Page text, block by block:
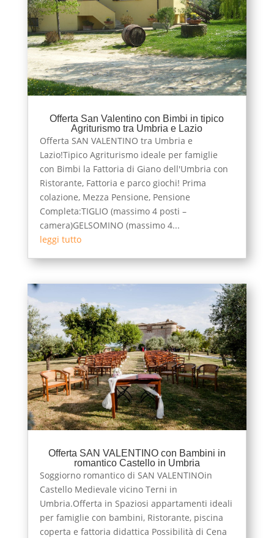
Offerta San Valentino con Bimbi in tipico
Agriturismo tra Umbria e Lazio
Offerta SAN VALENTINO tra Umbria e
Lazio!Tipico Agriturismo ideale per famiglie
con Bimbi la Fattoria di Giano dell'Umbria con
Ristorante, Fattoria e parco giochi! Prima
colazione, Mezza Pensione, Pensione
Completa:TIGLIO (massimo 4 posti –
camera)GELSOMINO (massimo 4...
leggi tutto
Offerta SAN VALENTINO con Bambini in
romantico Castello in Umbria
Soggiorno romantico di SAN VALENTINOin
Castello Medievale vicino Terni in
Umbria.Offerta in Spaziosi appartamenti ideali
per famiglie con bambini, Ristorante, piscina
coperta e fattoria didattica Possibilità di Cena